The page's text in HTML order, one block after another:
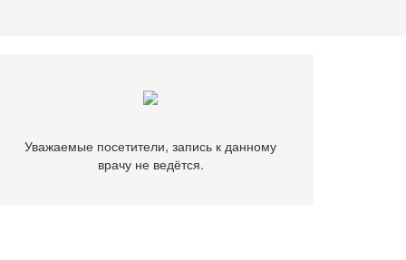
Уважаемые посетители, запись к данному
врачу не ведётся.